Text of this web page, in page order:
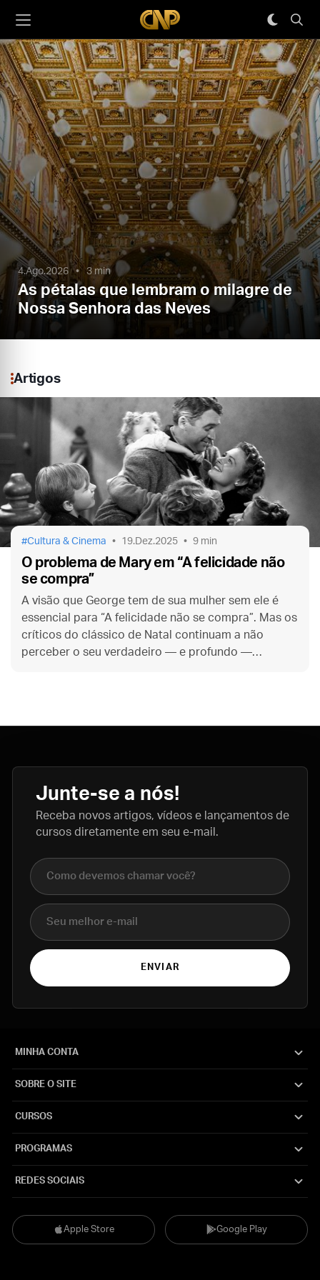
4.Ago.2026 3 min
As pétalas que lembram o milagre de
Nossa Senhora das Neves
Artigos
Cultura & Cinema 19.Dez.2025 9 min
O problema de Mary em “A felicidade não
se compra”
A visão que George tem de sua mulher sem ele é
essencial para “A felicidade não se compra”. Mas os
críticos do clássico de Natal continuam a não
perceber o seu verdadeiro — e profundo —
Junte-se a nós!
Receba novos artigos, vídeos e lançamentos de
cursos diretamente em seu e-mail.
Nome completo
E-mail
ENVIAR
Apple Store Google Play
MINHA CONTA
SOBRE O SITE
CURSOS
PROGRAMAS
REDES SOCIAIS